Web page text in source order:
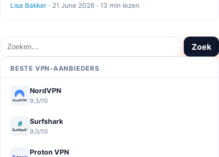
Lisa Bakker · 21 June 2026 · 13 min lezen
Zoeken Zoek
BESTE VPN-AANBIEDERS
NordVPN
9,3/10
Surfshark
9,0/10
Proton VPN